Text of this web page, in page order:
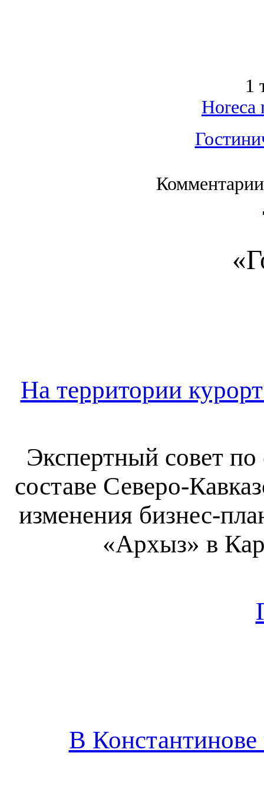
1
Horeca
На территории
Экспертный совет
составе Северо-
изменения бизнес-
«Архыз» в
В